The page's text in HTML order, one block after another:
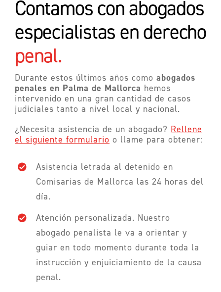
Contamos con abogados
especialistas en derecho
penal.
Durante estos últimos años como abogados
penales en Palma de Mallorca hemos
intervenido en una gran cantidad de casos
judiciales tanto a nivel local y nacional.
¿Necesita asistencia de un abogado? Rellene
el siguiente formulario o llame para obtener:
Asistencia letrada al detenido en
Comisarias de Mallorca las 24 horas del
día.
Atención personalizada. Nuestro
abogado penalista le va a orientar y
guiar en todo momento durante toda la
instrucción y enjuiciamiento de la causa
penal.